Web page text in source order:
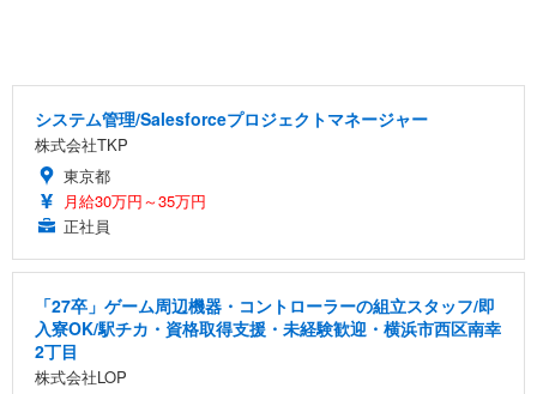
システム管理/Salesforceプロジェクトマネージャー
株式会社TKP
東京都
月給30万円～35万円
正社員
「27卒」ゲーム周辺機器・コントローラーの組立スタッフ/即
入寮OK/駅チカ・資格取得支援・未経験歓迎・横浜市西区南幸
2丁目
株式会社LOP